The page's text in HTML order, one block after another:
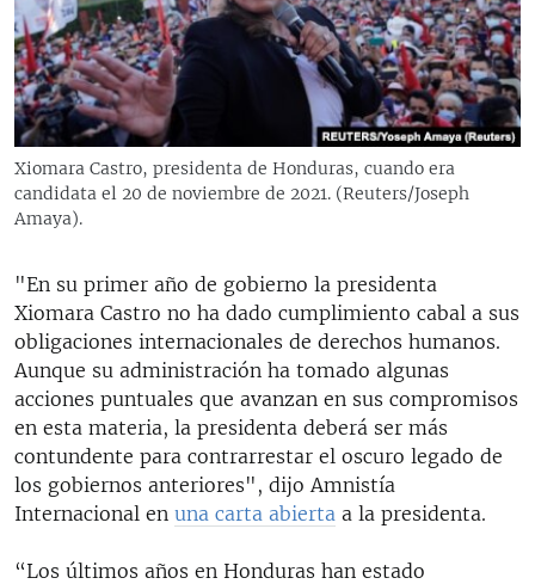
RADIO MARTÍ
ESPECIALES
ESPECIALES
LA REALIDAD DE LA VIVIENDA EN CUBA
SER VIEJO EN CUBA
LOS SANTOS DE HIALEAH
DESINFORMACIÓN RUSA EN AMÉRICA LATINA
LA INVASIÓN DE RUSIA A UCRANIA
MULTIMEDIA
EDITORIALES
SÍGUENOS
Xiomara Castro, presidenta de Honduras, cuando era
candidata el 20 de noviembre de 2021. (Reuters/Joseph
Amaya).
"En su primer año de gobierno la presidenta
Xiomara Castro no ha dado cumplimiento cabal a sus
obligaciones internacionales de derechos humanos.
Aunque su administración ha tomado algunas
acciones puntuales que avanzan en sus compromisos
en esta materia, la presidenta deberá ser más
contundente para contrarrestar el oscuro legado de
los gobiernos anteriores", dijo Amnistía
Internacional en una carta abierta a la presidenta.
“Los últimos años en Honduras han estado